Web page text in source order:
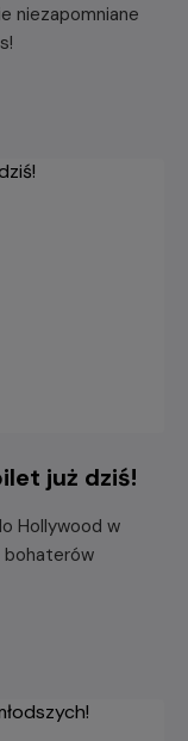
niezapomniane
już dziś!
Hollywood w
bohaterów